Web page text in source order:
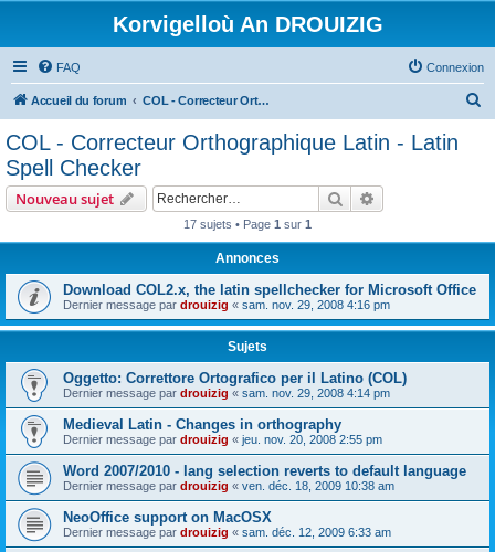
Korvigelloù An DROUIZIG
FAQ Connexion
Accueil du forum COL - Correcteur Orthographique Latin - Latin Spell Checker
COL - Correcteur Orthographique Latin - Latin
Spell Checker
Nouveau sujet Rechercher
17 sujets • Page 1 sur 1
Annonces
Download COL2.x, the latin spellchecker for Microsoft Office
Dernier message par drouizig « sam. nov. 29, 2008 4:16 pm
Sujets
Oggetto: Correttore Ortografico per il Latino (COL)
Dernier message par drouizig « sam. nov. 29, 2008 4:14 pm
Medieval Latin - Changes in orthography
Dernier message par drouizig « jeu. nov. 20, 2008 2:55 pm
Word 2007/2010 - lang selection reverts to default language
Dernier message par drouizig « ven. déc. 18, 2009 10:38 am
NeoOffice support on MacOSX
Dernier message par drouizig « sam. déc. 12, 2009 6:33 am